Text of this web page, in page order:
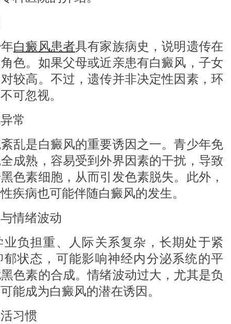
白癜风患者具有家族病史，说明遗传在
色。如果父母或近亲患有白癜风，子女
较高。不过，遗传并非决定性因素，环
可忽视。
常
是白癜风的重要诱因之一。青少年免
成熟，容易受到外界因素的干扰，导致
色素细胞，从而引发色素脱失。此外，
疾病也可能伴随白癜风的发生。
情绪波动
担重、人际关系复杂，长期处于紧
郁状态，可能影响神经内分泌系统的平
色素的合成。情绪波动过大，尤其是负
能成为白癜风的潜在诱因。
习惯